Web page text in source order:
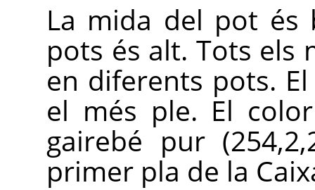
La mida del pot és
pots és alt. Tots els
en diferents pots.
el més ple. El
gairebé pur
primer pla de la